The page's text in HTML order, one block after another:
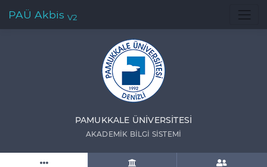
PAÜ Akbis V2
PAMUKKALE ÜNIVERSITESI
AKADEMIK BILGI SISTEMI